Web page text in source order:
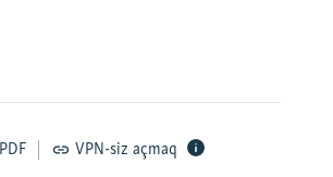
PDF VPN-siz açmaq